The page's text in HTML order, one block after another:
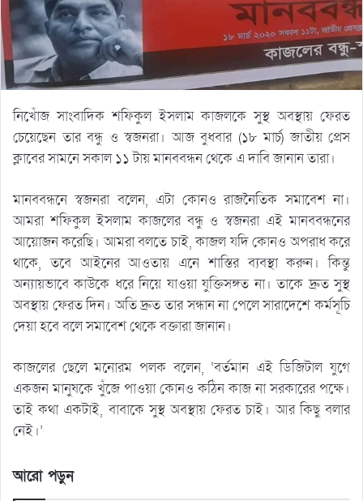
নিখোঁজ সাংবাদিক শফিকুল ইসলাম কাজলকে সুস্থ অবস্থায় ফেরত
চেয়েছেন তার বন্ধু ও স্বজনরা। আজ বুধবার (১৮ মার্চ) জাতীয় প্রেস
ক্লাবের সামনে সকাল ১১ টায় মানববন্ধন থেকে এ দাবি জানান তারা।
মানববন্ধনে স্বজনরা বলেন, এটা কোনও রাজনৈতিক সমাবেশ না।
আমরা শফিকুল ইসলাম কাজলের বন্ধু ও স্বজনরা এই মানববন্ধনের
আয়োজন করেছি। আমরা বলতে চাই, কাজল যদি কোনও অপরাধ করে
থাকে, তবে আইনের আওতায় এনে শাস্তির ব্যবস্থা করুন। কিন্তু
অন্যায়ভাবে কাউকে ধরে নিয়ে যাওয়া যুক্তিসঙ্গত না। তাকে দ্রুত সুস্থ
অবস্থায় ফেরত দিন। অতি দ্রুত তার সন্ধান না পেলে সারাদেশে কর্মসূচি
দেয়া হবে বলে সমাবেশ থেকে বক্তারা জানান।
কাজলের ছেলে মনোরম পলক বলেন, ‘বর্তমান এই ডিজিটাল যুগে
একজন মানুষকে খুঁজে পাওয়া কোনও কঠিন কাজ না সরকারের পক্ষে।
তাই কথা একটাই, বাবাকে সুস্থ অবস্থায় ফেরত চাই। আর কিছু বলার
নেই।’
আরো পড়ুন